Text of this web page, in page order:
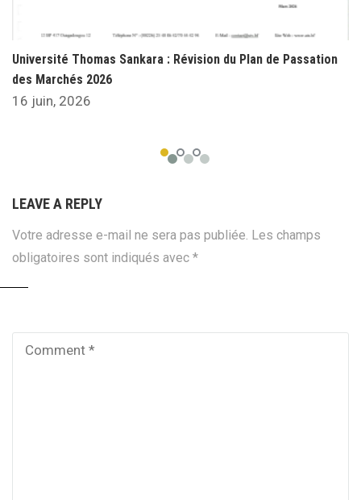
Université Thomas Sankara : Révision du Plan de Passation
des Marchés 2026
16 juin, 2026
LEAVE A REPLY
Votre adresse e-mail ne sera pas publiée. Les champs
obligatoires sont indiqués avec *